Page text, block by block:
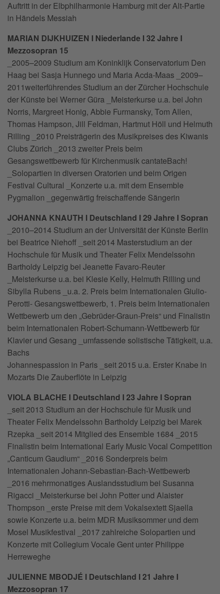
Auftritt in der Elbphilharmonie Hamburg mit der Alt-Partie
in Händels Messiah
MARIAN DIJKHUIZEN I Niederlande I 32 Jahre I
Mezzosopran 15
_2005–2009 Studium am Koninklijk Conservatorium Den
Haag bei Sasja Hunnego und Maria Acda-Maas _2009–
2011weiterführendes Studium an der Zürcher Hochschule
der Künste bei Werner Güra _Meisterkurse u.a. bei John
Norris, Margreet Honig, Abbie Furmansky, Tom Allen,
Thomas Hampson, Jill Feldman, Hartmut Höll und Helmuth
Rilling _2010 Preisträgerin des Musikpreises des Kiwanis
Clubs Zürich _2013 zweiter Preis beim
Gesangswettbewerb für Kirchenmusik cantateBach!
_Solopartien in diversen Oratorien und beim Origen
Festival Cultural _Konzerte u.a. mit dem Ensemble
Pygmalion _gegenwärtig freischaffende Sängerin
JOHANNA KNAUTH I Deutschland I 29 Jahre I Sopran
_2010–2014 Studium an der Universität der Künste Berlin
bei Beatrice Niehoff _seit 2014 Masterstudium an der
Hochschule für Musik und Theater Felix Mendelssohn
Bartholdy Leipzig bei Jeanette Favaro-Reuter
_Meisterkurse u.a. bei Klesie Kelly, Helmuth Rilling und
Sibylla Rubens _u.a. 2. Preis beim Internationalen Giulio-
Perotti- Gesangswettbewerb, 1. Preis beim Internationalen
Wettbewerb um den „Gebrüder-Graun-Preis“ und Finalistin
beim Internationalen Robert-Schumann-Wettbewerb für
Klavier und Gesang _umfassende solistische Tätigkeit, u.a.
Bachs
Johannespassion in Paris _seit 2015 u.a. Erster Knabe in
Mozarts Die Zauberflöte in Leipzig
VIOLA BLACHE I Deutschland I 23 Jahre I Sopran
_seit 2013 Studium an der Hochschule für Musik und
Theater Felix Mendelssohn Bartholdy Leipzig bei Marek
Rzepka _seit 2014 Mitglied des Ensemble 1684 _2015
Finalistin beim International Early Music Vocal Competition
„Canticum Gaudium“ _2016 Sonderpreis beim
Internationalen Johann-Sebastian-Bach-Wettbewerb
_2016 mehrmonatiges Auslandsstudium bei Susanna
Rigacci _Meisterkurse bei John Potter und Alaister
Thompson _erste Preise mit dem Vokalsextett Sjaella
sowie Konzerte u.a. beim MDR Musiksommer und dem
Mosel Musikfestival _2017 zahlreiche Solopartien und
Konzerte mit Collegium Vocale Gent unter Philippe
Herreweghe
JULIENNE MBODJÉ I Deutschland I 21 Jahre I
Mezzosopran 17